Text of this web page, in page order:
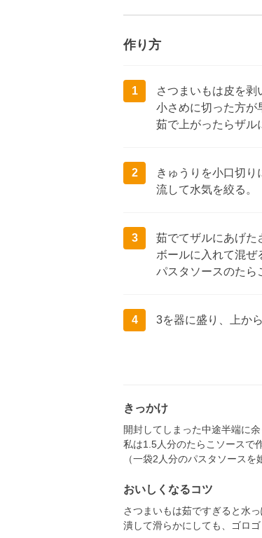
作り方
1
さつまいもは皮を剥
小さめに切った方が
茹で上がったらザル
2
きゅうりを小口切
流して水気を絞る。
3
茹でてザルにあげた
ボールに入れて混ぜ
パスタソースのたら
4 3を器に盛り、上か
きっかけ
開封してしまった中途半端に
私は1.5人分のたらこソースで
（一袋2人分のパスタソース
おいしくなるコツ
さつまいもは茹ですぎると水っ
潰して滑らかにしても、ゴロ